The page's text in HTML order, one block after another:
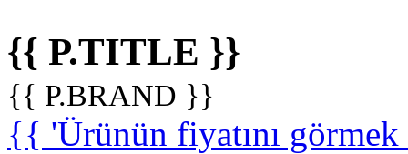
{{ P.TITLE }}
{{ P.BRAND }}
{{ 'Ürünün fiyatını